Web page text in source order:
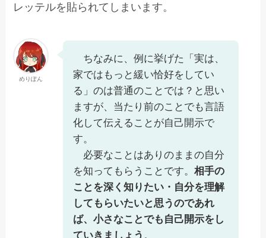
レッテルを貼られてしまいます。
めりぽん
ちなみに、例に挙げた「実は、
家ではもっと緩い恰好をしてい
る」のは普通のことでは？と思い
ますが、当たり前のことでも言語
化して伝えることが自己開示で
す。
必要なことはありのままの自分
を知ってもらうことです。相手の
ことを深く知りたい・自分を理解
してもらいたいと思うのであれ
ば、小さなことでも自己開示をし
ていきましょう 。